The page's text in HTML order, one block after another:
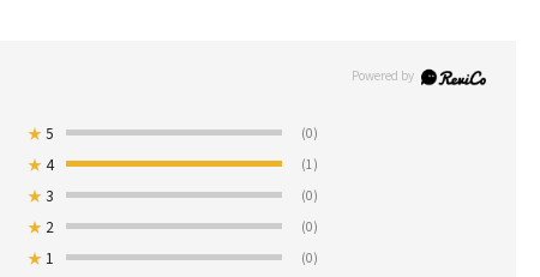
★5 (0)
★4 (1)
★3 (0)
★ 2 (0)
★ 1 (0)